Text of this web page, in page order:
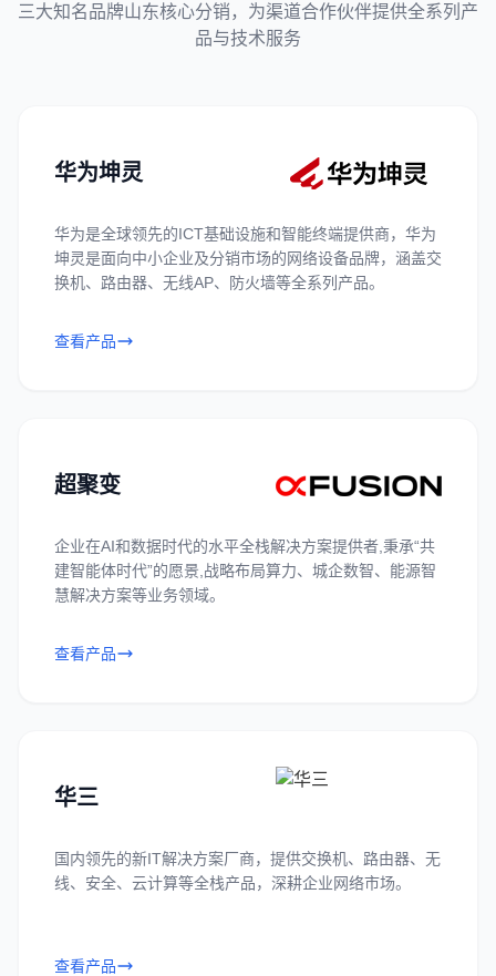
三大知名品牌山东核心分销，为渠道合作伙伴提供全系列产
品与技术服务
华为坤灵
华为是全球领先的ICT基础设施和智能终端提供商，华为
坤灵是面向中小企业及分销市场的网络设备品牌，涵盖交
换机、路由器、无线AP、防火墙等全系列产品。
查看产品
超聚变
企业在AI和数据时代的水平全栈解决方案提供者,秉承“共
建智能体时代”的愿景,战略布局算力、城企数智、能源智
慧解决方案等业务领域。
查看产品
华三
国内领先的新IT解决方案厂商，提供交换机、路由器、无
线、安全、云计算等全栈产品，深耕企业网络市场。
查看产品